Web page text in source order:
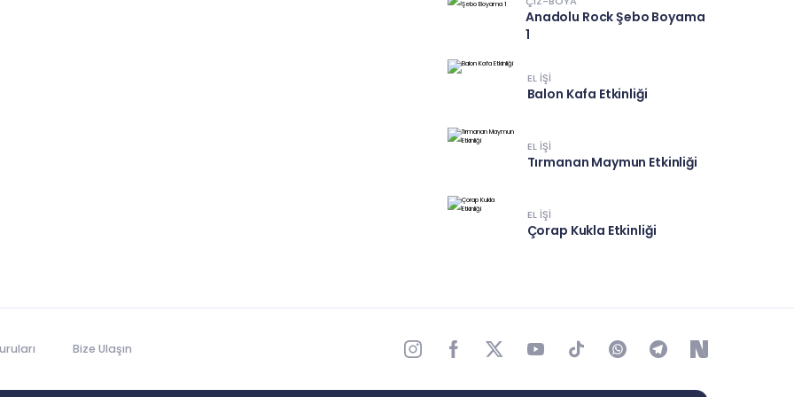
Anadolu Rock Şebo Boyama
1
EL IŞI
Balon Kafa Etkinliği
EL IŞI
Tırmanan Maymun Etkinliği
EL IŞI
Çorap Kukla Etkinliği
Bize Ulaşın